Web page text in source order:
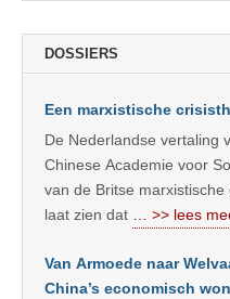
DOSSIERS
Een marxistische
De Nederlandse vertaling
Chinese Academie voor
van de Britse
laat zien dat
… >> lees
Van Armoede naar
China’s economisch